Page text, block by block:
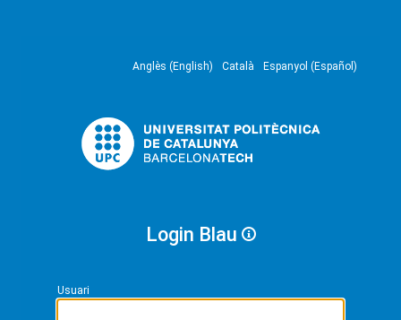
Anglès (English) Català Espanyol (Español)
Login Blau
Usuari